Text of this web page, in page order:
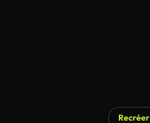
Recréer